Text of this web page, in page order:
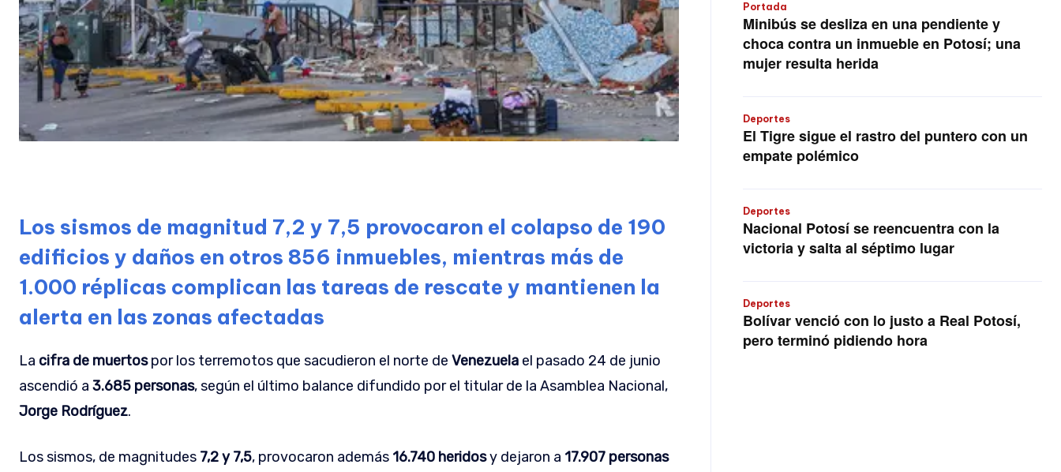
Los sismos de magnitud 7,2 y 7,5 provocaron el colapso de 190
edificios y daños en otros 856 inmuebles, mientras más de
1.000 réplicas complican las tareas de rescate y mantienen la
alerta en las zonas afectadas
La cifra de muertospor los terremotos que sacudieron el norte de Venezuela el pasado 24 de junio
ascendió a 3.685 personas, según el último balance difundido por el titular de la Asamblea Nacional,
Jorge Rodríguez.
Los sismos, de magnitudes 7,2 y 7,5, provocaron además 16.740 heridosy dejaron a 17.907 personas
Portada
Minibús se desliza en una pendiente y
choca contra un inmueble en Potosí; una
mujer resulta herida
Deportes
El Tigre sigue el rastro del puntero con un
empate polémico
Deportes
Nacional Potosí se reencuentra con la
victoria y salta al séptimo lugar
Deportes
Bolívar venció con lo justo a Real Potosí,
pero terminó pidiendo hora